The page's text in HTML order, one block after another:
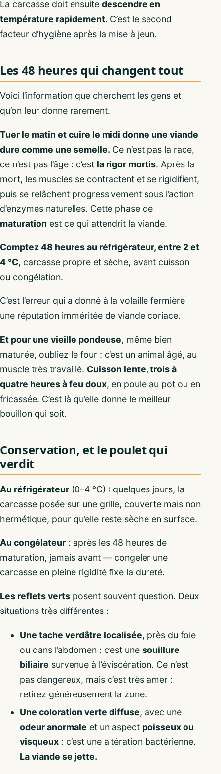
La carcasse doit ensuite descendre en
température rapidement. C’est le second
facteur d’hygiène après la mise à jeun.
Les 48 heures qui changent tout
Voici l’information que cherchent les gens et
qu’on leur donne rarement.
Tuer le matin et cuire le midi donne une viande
dure comme une semelle. Ce n’est pas la race,
ce n’est pas l’âge : c’est la rigor mortis. Après la
mort, les muscles se contractent et se rigidifient,
puis se relâchent progressivement sous l’action
d’enzymes naturelles. Cette phase de
maturation est ce qui attendrit la viande.
Comptez 48 heures au réfrigérateur, entre 2 et
4 °C, carcasse propre et sèche, avant cuisson
ou congélation.
C’est l’erreur qui a donné à la volaille fermière
une réputation imméritée de viande coriace.
Et pour une vieille pondeuse, même bien
maturée, oubliez le four : c’est un animal âgé, au
muscle très travaillé. Cuisson lente, trois à
quatre heures à feu doux, en poule au pot ou en
fricassée. C’est là qu’elle donne le meilleur
bouillon qui soit.
Conservation, et le poulet qui
verdit
Au réfrigérateur (0–4 °C) : quelques jours, la
carcasse posée sur une grille, couverte mais non
hermétique, pour qu’elle reste sèche en surface.
Au congélateur : après les 48 heures de
maturation, jamais avant — congeler une
carcasse en pleine rigidité fixe la dureté.
Les reflets verts posent souvent question. Deux
situations très différentes :
Une tache verdâtre localisée, près du foie
ou dans l’abdomen : c’est une souillure
biliaire survenue à l’éviscération. Ce n’est
pas dangereux, mais c’est très amer :
retirez généreusement la zone.
Une coloration verte diffuse, avec une
odeur anormale et un aspect poisseux ou
visqueux : c’est une altération bactérienne.
La viande se jette.